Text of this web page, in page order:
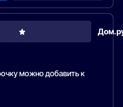
можно добавить к